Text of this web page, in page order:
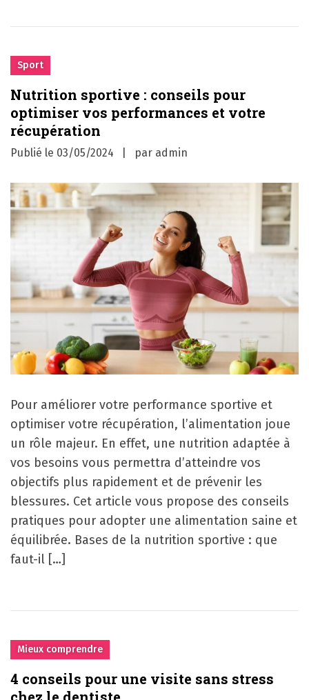
Sport
Nutrition sportive : conseils pour
optimiser vos performances et votre
récupération
Publié le 03/05/2024 par admin
Pour améliorer votre performance sportive et
optimiser votre récupération, l’alimentation joue
un rôle majeur. En effet, une nutrition adaptée à
vos besoins vous permettra d’atteindre vos
objectifs plus rapidement et de prévenir les
blessures. Cet article vous propose des conseils
pratiques pour adopter une alimentation saine et
équilibrée. Bases de la nutrition sportive : que
faut-il […]
Mieux comprendre
4 conseils pour une visite sans stress